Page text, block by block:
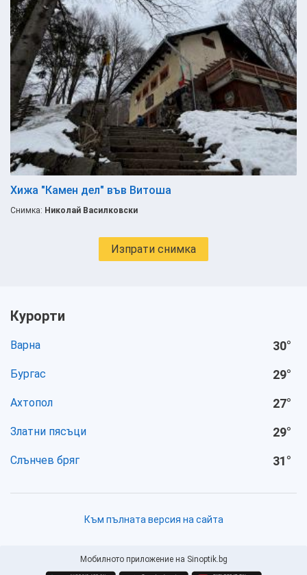
Хижа "Камен дел" във Витоша
Снимка: Николай Василковски
Изпрати снимка
Курорти
Варна 30°
Бургас 29°
Ахтопол 27°
Златни пясъци 29°
Слънчев бряг 31°
Към пълната версия на сайта
Мобилното приложение на Sinoptik.bg